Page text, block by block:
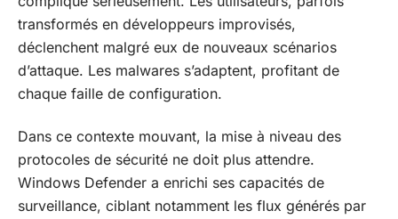
transformés en développeurs improvisés,
déclenchent malgré eux de nouveaux scénarios
d’attaque. Les malwares s’adaptent, profitant de
chaque faille de configuration.
Dans ce contexte mouvant, la mise à niveau des
protocoles de sécurité ne doit plus attendre.
Windows Defender a enrichi ses capacités de
surveillance, ciblant notamment les flux générés par